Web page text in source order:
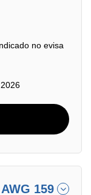
no evisa
AWG 159